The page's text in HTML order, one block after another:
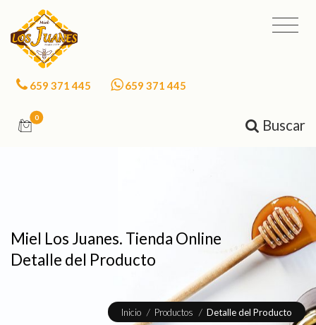
659 371 445 659 371 445
0 Buscar
Miel Los Juanes. Tienda Online
Detalle del Producto
Inicio / Productos / Detalle del Producto